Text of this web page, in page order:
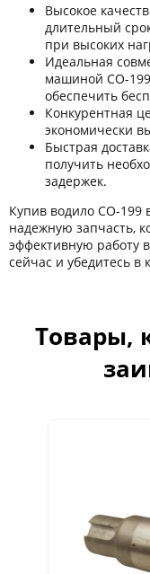
Высокое
длительный
при высоких
Идеальная
машиной СО-199
обеспечить
Конкурентная
экономически
Быстрая
получить
задержек.
Купив водило СО-199
надежную запчасть,
эффективную работу
сейчас и убедитесь в
Товары,